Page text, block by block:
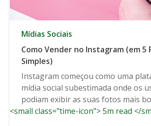
Mídias Sociais
Como Vender no Instagram (em 5
Simples)
Instagram começou como uma
mídia social subestimada onde os
podiam exibir as suas fotos mais
<small class="time-icon"> 5m read </